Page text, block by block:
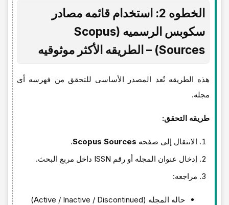
الخطوه 2: استخدام قائمه مصادر
سکوبس الرسمیه (Scopus
Sources) – الطریقه الأکثر موثوقیه
هذه الطریقه تُعد المصدر الأساسی للتحقق من فهرسه أی
مجله.
طریقه التحقق:
الانتقال إلى صفحه Scopus Sources
.
إدخال عنوان المجله أو رقم ISSN داخل مربع البحث.
مراجعه:
حاله المجله (Active / Inactive / Discontinued)